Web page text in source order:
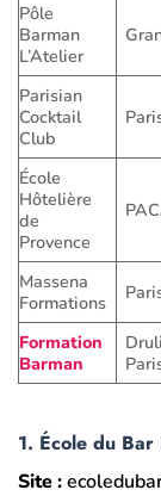
Pôle
Barman
L’Atelier
Parisian
Cocktail
Club
École
Hôtelière
de
Provence
Massena
Formations
Formation
Barman
1. École du
Site :